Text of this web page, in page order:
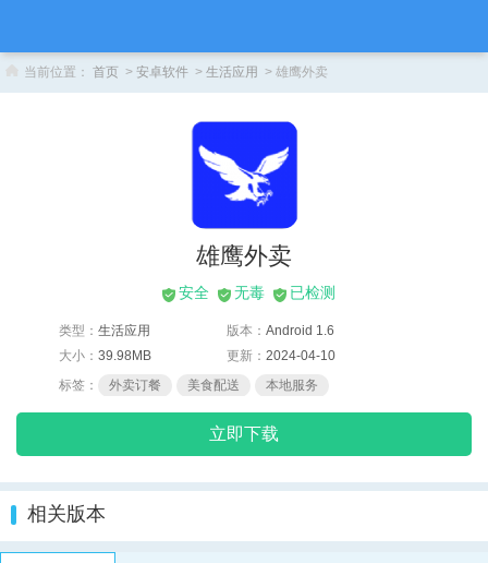
当前位置： 首页 > 安卓软件 > 生活应用 > 雄鹰外卖
雄鹰外卖
安全 无毒 已检测
立即下载
类型： 生活应用 版本： Android 1.6
大小： 39.98MB 更新： 2024-04-10
标签：
外卖订餐 美食配送 本地服务
相关版本